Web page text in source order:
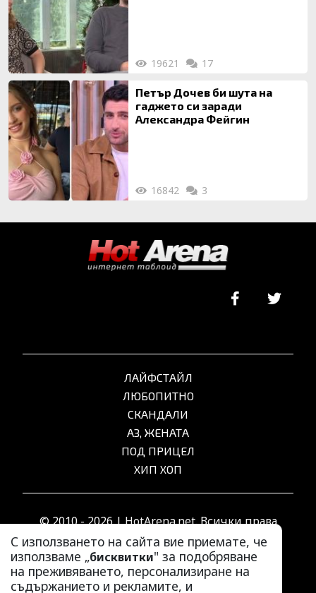
19621 17
Петър Дочев би шута на
гаджето си заради
Александра Фейгин
16842 3
С използването на сайта вие приемате, че
използваме „бисквитки" за подобряване
на преживяването, персонализиране на
съдържанието и рекламите, и
ЛАЙФСТАЙЛ
ЛЮБОПИТНО
СКАНДАЛИ
АЗ, ЖЕНАТА
ПОД ПРИЦЕЛ
ХИП ХОП
© 2010 - 2026 | HotArena.net. Всички права
запазени.
РЕКЛАМА